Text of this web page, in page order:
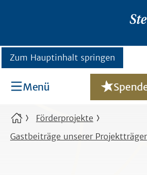
Zum Hauptinhalt springen
Menü
Förderprojekte
Gastbeiträge unserer Projektträger